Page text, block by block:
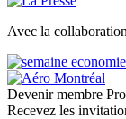
Avec la
Devenir membre
Recevez les